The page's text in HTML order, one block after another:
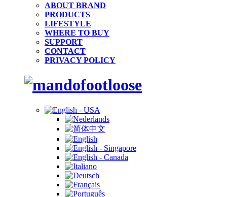
ABOUT BRAND
PRODUCTS
LIFESTYLE
WHERE TO BUY
SUPPORT
CONTACT
PRIVACY POLICY